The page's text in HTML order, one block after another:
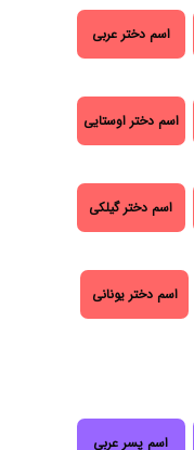
اسم دختر عربی
اسم دختر اوستایی
اسم دختر گیلکی
اسم دختر یونانی
اسم پسر عربی